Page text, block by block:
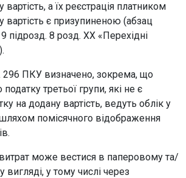
вартість, а їх реєстрація платником
вартість є призупиненою (абзац
підрозд. 8 розд. ХХ «Перехідні
296 ПКУ визначено, зокрема, що
третьої групи, які не є
на додану вартість, ведуть облік у
помісячного відображення
може вестися в паперовому та/
у тому числі через